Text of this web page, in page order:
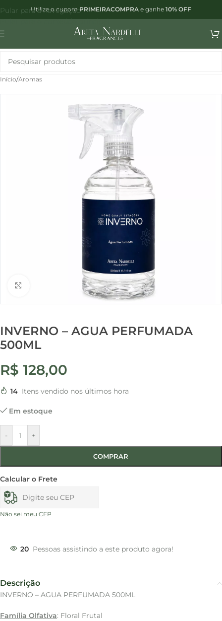
Pular para a navegação
Pular para o conteúdo principal
Utilize o cupomPRIMEIRACOMPRA e ganhe 10% OFF
Início/Aromas
Clique para ampliar
INVERNO – AGUA PERFUMADA
500ML
R$ 128,00
14 Itens vendido nos últimos hora
Em estoque
- +
COMPRAR
Calcular o Frete
Não sei meu CEP
20 Pessoas assistindo a este produto agora!
Descrição
INVERNO – AGUA PERFUMADA 500ML
Família Olfativa: Floral Frutal